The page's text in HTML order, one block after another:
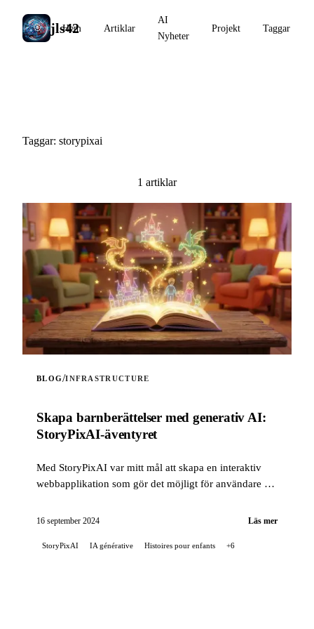
jls42
Hem Artiklar
AI
Nyheter
Projekt Taggar
Taggar: storypixai
1 artiklar
BLOG/INFRASTRUCTURE
Skapa barnberättelser med generativ AI:
StoryPixAI-äventyret
Med StoryPixAI var mitt mål att skapa en interaktiv
webbapplikation som gör det möjligt för användare att
genererade av AI-modeller ...
16 september 2024 Läs mer
StoryPixAI IA générative Histoires pour enfants +6